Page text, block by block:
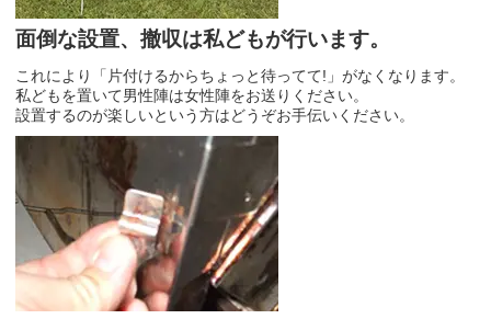
面倒な設置、撤収は私どもが行います。
これにより「片付けるからちょっと待ってて!」がなくなります。
私どもを置いて男性陣は女性陣をお送りください。
設置するのが楽しいという方はどうぞお手伝いください。